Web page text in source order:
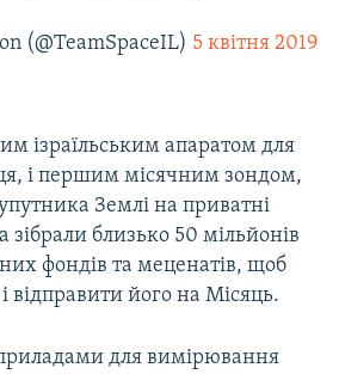
(@TeamSpaceIL) 5 квітня 2019
ізраїльським апаратом для
і першим місячним зондом,
Землі на приватні
зібрали близько 50 мільйонів
фондів та меценатів, щоб
відправити його на Місяць.
для вимірювання